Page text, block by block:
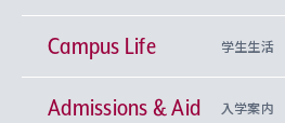
神学部
文学部
興味から学科を探す
上智大学の全学共通教育
研究所 等
キリスト教文化研究所
Sophia Open Research
Campus Life 学生生活
学期区分と授業時間割
Admissions & Aid 入学案内